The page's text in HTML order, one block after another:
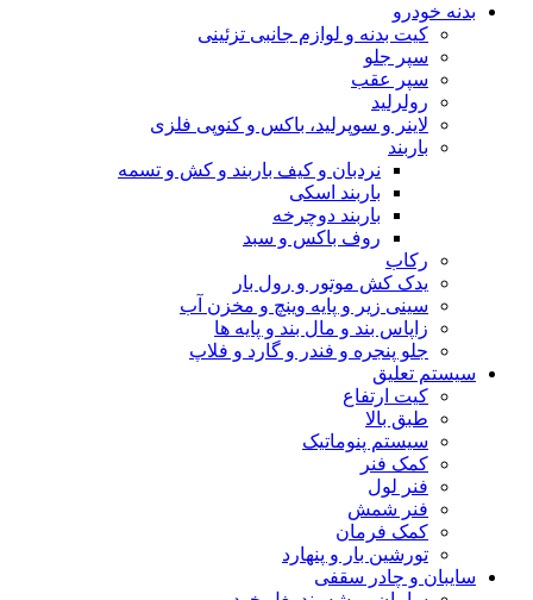
بدنه خودرو
کیت بدنه و لوازم جانبی تزئینی
سپر جلو
سپر عقب
رولرلید
لاینر و سوپرلید، باکس و کنوپی فلزی
باربند
نردبان و کیف باربند و کش و تسمه
باربند اسکی
باربند دوچرخه
روف باکس و سبد
رکاب
یدک کش موتور و رول بار
سینی زیر و پایه وینچ و مخزن آب
زاپاس بند و مال بند و پایه ها
جلو پنجره و فندر و گارد و فلاپ
سیستم تعلیق
کیت ارتفاع
طبق بالا
سیستم پنوماتیک
کمک فنر
فنر لول
فنر شمش
کمک فرمان
تورشین بار و پنهارد
سایبان و چادر سقفی